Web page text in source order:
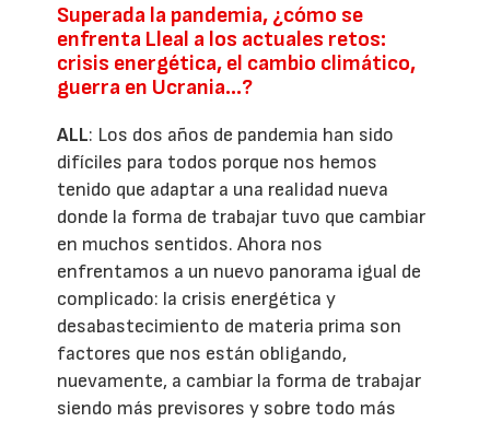
Superada la pandemia, ¿cómo se
enfrenta Lleal a los actuales retos:
crisis energética, el cambio climático,
guerra en Ucrania…?
ALL: Los dos años de pandemia han sido
difíciles para todos porque nos hemos
tenido que adaptar a una realidad nueva
donde la forma de trabajar tuvo que cambiar
en muchos sentidos. Ahora nos
enfrentamos a un nuevo panorama igual de
complicado: la crisis energética y
desabastecimiento de materia prima son
factores que nos están obligando,
nuevamente, a cambiar la forma de trabajar
siendo más previsores y sobre todo más